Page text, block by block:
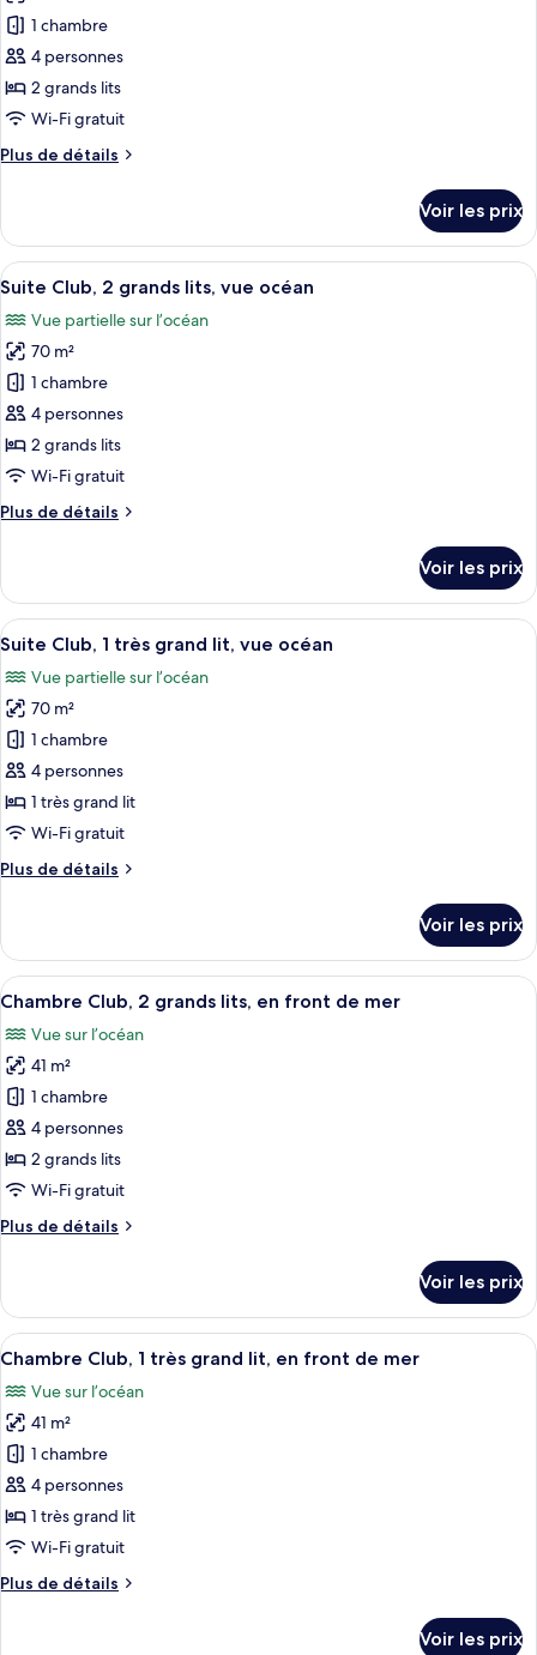
très
grand
lit,
vue
océan
pour
ce
type
de
chambre :
Studio
grands
lits,
vue
océan
1 chambre
4 personnes
2 grands lits
Wi-Fi gratuit
Plus de détails
Plus
le
type
de
Studio
Club,
grands
lits,
vue
océan
Voir les prix
Afficher
toutes
les
photos
pour
ce
type
de
chambre :
Suite
grands
lits,
vue
océan
Une chambre d’hôtel avec deux
7
Suite Club, 2 grands lits, vue océan
Vue partielle sur l’océan
70 m²
1 chambre
4 personnes
2 grands lits
Wi-Fi gratuit
Plus de détails
Plus
le
type
de
Suite
Club,
grands
lits,
vue
océan
Voir les prix
Afficher
toutes
les
photos
pour
ce
type
de
chambre :
Suite
très
grand
lit,
vue
océan
Une chambre d’hôtel avec un grand
8
Suite Club, 1 très grand lit, vue océan
Vue partielle sur l’océan
70 m²
1 chambre
4 personnes
1 très grand lit
Wi-Fi gratuit
Plus de détails
Plus
le
type
de
Suite
Club,
très
grand
lit,
vue
océan
Voir les prix
Afficher
toutes
les
photos
pour
ce
type
de
chambre :
Chambre
grands
lits,
en
front
de
mer
Une chambre d’hôtel avec deux lits,
7
Chambre Club, 2 grands lits, en front de mer
Vue sur l’océan
41 m²
1 chambre
4 personnes
2 grands lits
Wi-Fi gratuit
Plus de détails
Plus
le
type
de
Chambre
Club,
grands
lits,
en
front
de
Voir les prix
Afficher
toutes
les
photos
pour
ce
type
de
chambre :
Chambre
Une chambre d’hôtel avec un lit, un
8
Chambre Club, 1 très grand lit, en front de mer
Vue sur l’océan
41 m²
1 chambre
4 personnes
1 très grand lit
Wi-Fi gratuit
Plus de détails
Plus
Voir les prix